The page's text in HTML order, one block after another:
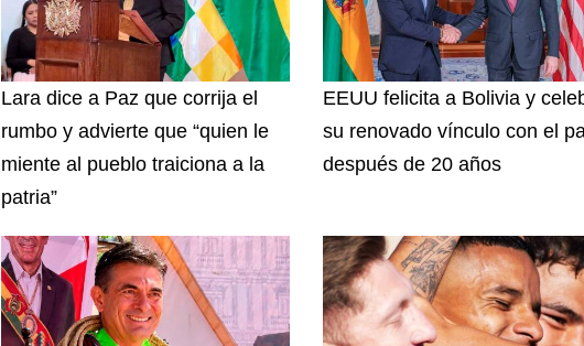
Lara dice a Paz que corrija el
rumbo y advierte que “quien le
miente al pueblo traiciona a la
patria”
EEUU felicita a Bolivia y
su renovado vínculo con el
después de 20 años